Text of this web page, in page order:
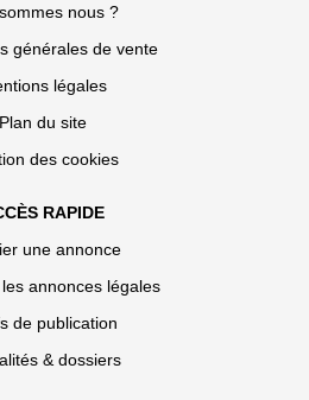
nous ?
générales de vente
légales
Plan du site
des cookies
RAPIDE
une annonce
annonces légales
de publication
& dossiers